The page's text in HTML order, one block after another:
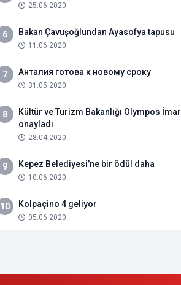
25.06.2020
6 Bakan Çavuşoğlundan Ayasofya tapusu
11.06.2020
7 Анталия готова к новому сроку
31.05.2020
8
Kültür ve Turizm Bakanlığı Olympos İmar
onayladı
28.04.2020
9 Kepez Belediyesi’ne bir ödül daha
10.06.2020
10 Kolpaçino 4 geliyor
05.06.2020